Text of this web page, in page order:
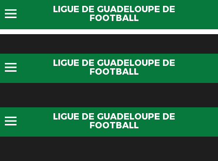
LIGUE DE GUADELOUPE DE
FOOTBALL